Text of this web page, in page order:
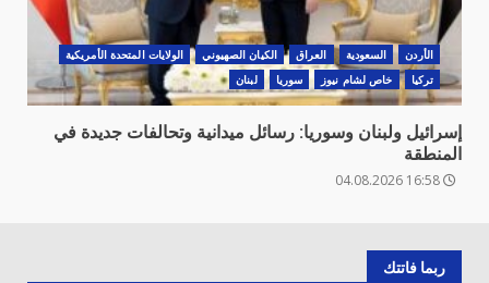
الأردن السعودية العراق الكيان الصهيوني
الولايات المتحدة الأمريكية
تركيا
خاص لشام نيوز سوريا لبنان
إسرائيل ولبنان وسوريا: رسائل ميدانية وتحالفات جديدة في
المنطقة
ربما فاتتك